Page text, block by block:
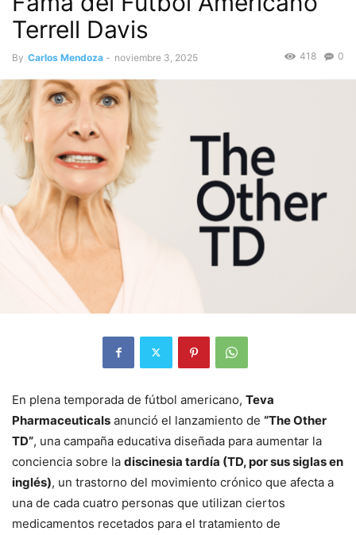
Terrell Davis
By Carlos Mendoza - noviembre 3, 2025 0
418
En plena temporada de fútbol americano, Teva
Pharmaceuticals anunció el lanzamiento de “The Other
TD”, una campaña educativa diseñada para aumentar la
conciencia sobre la discinesia tardía (TD, por sus siglas en
inglés), un trastorno del movimiento crónico que afecta a
una de cada cuatro personas que utilizan ciertos
medicamentos recetados para el tratamiento de